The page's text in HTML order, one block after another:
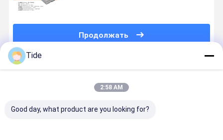
Продолжать
Порекомендованные Продукты
Tide
2:58 AM
Good day, what product are you looking for?